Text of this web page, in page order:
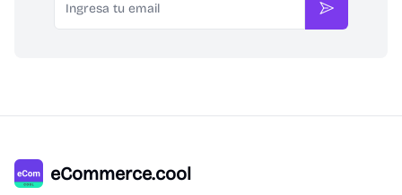
Suscribirse
eCommerce.cool